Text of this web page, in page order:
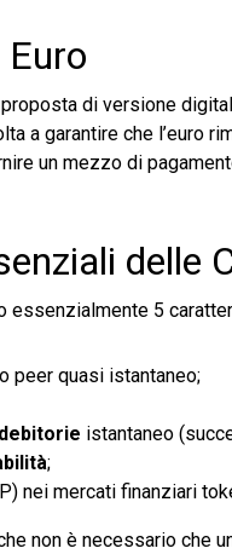
Euro
di versione
a garantire che l’euro
un mezzo di
delle
essenzialmente 5
peer quasi istantaneo;
istantaneo
;
nei mercati finanziari
non è necessario che